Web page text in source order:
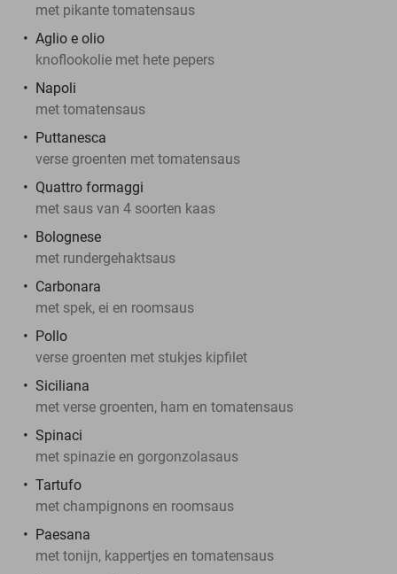
met pikante tomatensaus
Aglio e olio
knoflookolie met hete pepers
Napoli
met tomatensaus
Puttanesca
verse groenten met tomatensaus
Quattro formaggi
met saus van 4 soorten kaas
Bolognese
met rundergehaktsaus
Carbonara
met spek, ei en roomsaus
Pollo
verse groenten met stukjes kipfilet
Siciliana
met verse groenten, ham en tomatensaus
Spinaci
met spinazie en gorgonzolasaus
Tartufo
met champignons en roomsaus
Paesana
met tonijn, kappertjes en tomatensaus